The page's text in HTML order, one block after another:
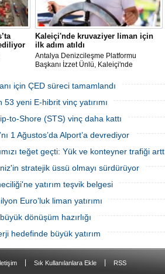
2026
yazıyla
Kaleiçi'nde kruvaziyer liman için
ilk adım atıldı
Antalya Denizcileşme Platformu
Başkanı İzzet Ünlü, Kaleiçi'nde
Ulaştırma ve Altyapı Bakanlığı 6'ncı
Bölge Müdürlüğü tarafından teknik
çalışma başlatıldığını açıkladı.
için ÇED süreci tamamlandı
yeni E-hibrit vinç yatırımı
to-Shore (STS) vinç daha kattı
1 Ağustos’da Alport’a devrediyor
teğet geçti: Yük ve konteyner trafiği
stratejik üssü olmayı sürdürüyor
yatırım teşvik belgesi
Euro’luk liman yatırımı
dönüşüm hazırlığı
hedefinde büyük yatırım
Sık Kullanılanlara Ekle RSS